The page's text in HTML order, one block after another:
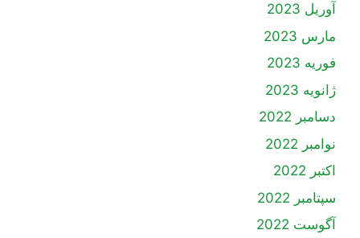
آوریل 2023
مارس 2023
فوریه 2023
ژانویه 2023
دسامبر 2022
نوامبر 2022
اکتبر 2022
سپتامبر 2022
آگوست 2022